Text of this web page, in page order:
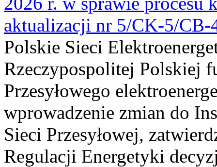
aktualizacji nr 5/CK-5/CB-
Polskie Sieci
Rzeczypospolitej Polskiej
Przesyłowego
wprowadzenie zmian do
Sieci Przesyłowej,
Regulacji Energetyki